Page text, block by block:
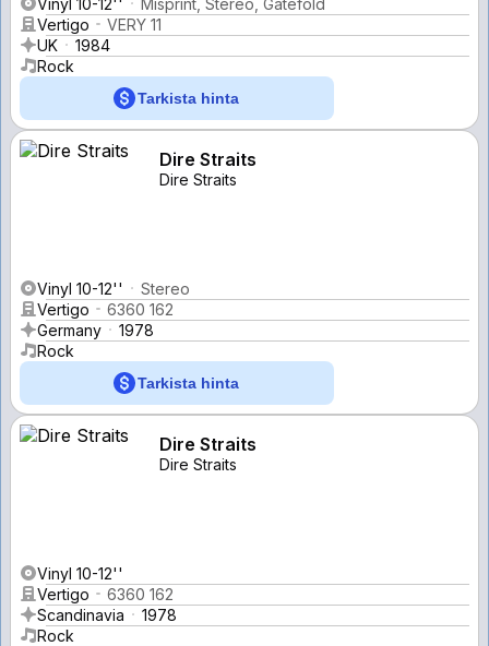
Vertigo
VERY 11
UK
1984
Rock
Tarkista hinta
Dire Straits
Dire Straits
Vinyl 10-12''
Stereo
Vertigo
6360 162
Germany
1978
Rock
Tarkista hinta
Dire Straits
Dire Straits
Vinyl 10-12''
Vertigo
6360 162
Scandinavia
1978
Rock